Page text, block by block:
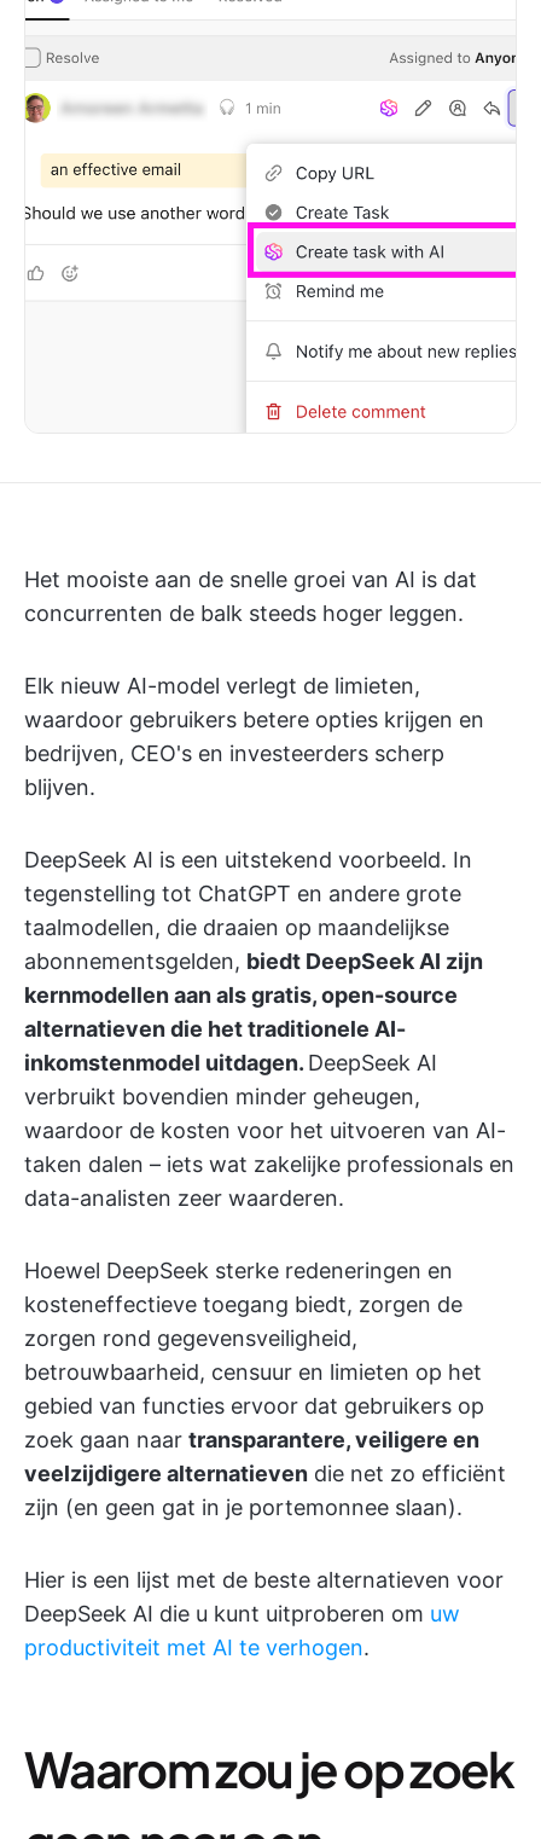
Het mooiste aan de snelle groei van AI is dat
concurrenten de balk steeds hoger leggen.
Elk nieuw AI-model verlegt de limieten,
waardoor gebruikers betere opties krijgen en
bedrijven, CEO's en investeerders scherp
blijven.
DeepSeek AI is een uitstekend voorbeeld. In
tegenstelling tot ChatGPT en andere grote
taalmodellen, die draaien op maandelijkse
abonnementsgelden, biedt DeepSeek AI zijn
kernmodellen aan als gratis, open-source
alternatieven die het traditionele AI-
inkomstenmodel uitdagen. DeepSeek AI
verbruikt bovendien minder geheugen,
waardoor de kosten voor het uitvoeren van AI-
taken dalen – iets wat zakelijke professionals en
data-analisten zeer waarderen.
Hoewel DeepSeek sterke redeneringen en
kosteneffectieve toegang biedt, zorgen de
zorgen rond gegevensveiligheid,
betrouwbaarheid, censuur en limieten op het
gebied van functies ervoor dat gebruikers op
zoek gaan naar transparantere, veiligere en
veelzijdigere alternatieven die net zo efficiënt
zijn (en geen gat in je portemonnee slaan).
Hier is een lijst met de beste alternatieven voor
DeepSeek AI die u kunt uitproberen om uw
productiviteit met AI te verhogen.
Waarom zou je op zoek